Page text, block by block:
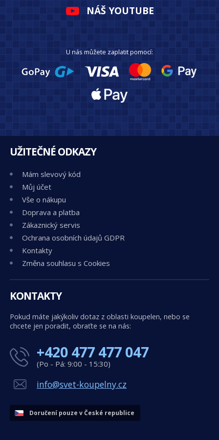
NÁŠ YOUTUBE
U nás můžete zaplatit pomocí:
UŽITEČNÉ ODKAZY
Mám slevový kód
Můj účet
Vše o nákupu
Doprava a platba
Zákaznický servis
Ochrana osobních údajů GDPR
Kontakty
Změna souhlasu s Cookies
KONTAKTY
Pokud máte jakýkoliv dotaz z oblasti koupelen, nebo se
chcete jen poradit, obraťte se na nás:
+420 477 477 047
(Po - Pá: 9:00 - 15:30)
info@svet-koupelny.cz
Doručení pouze v České republice